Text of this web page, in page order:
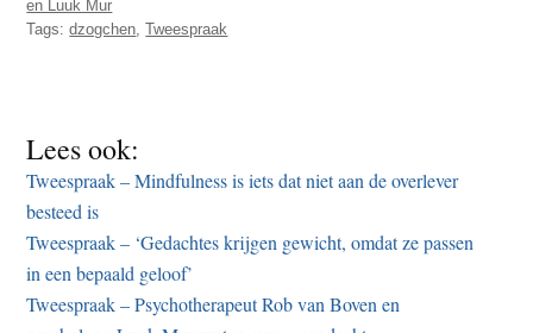
en Luuk Mur
Tags:dzogchen,Tweespraak
Lees ook:
Tweespraak – Mindfulness is iets dat niet aan de overlever
besteed is
Tweespraak – ‘Gedachtes krijgen gewicht, omdat ze passen
in een bepaald geloof’
Tweespraak – Psychotherapeut Rob van Boven en